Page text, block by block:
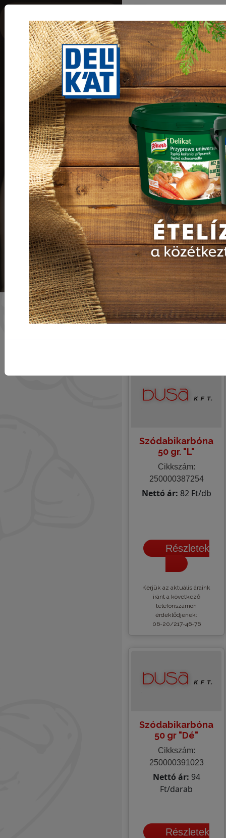
SÜTŐSZEREK
Főoldal
Termékeink
Sütőszerek
Sütőszerek
Szódabikarbóna
40 gr "Dé"
Cikkszám:
250000470023
Nettó ár:73 Ft/db
Részletek
Kèrjük az aktuális áraink
iránt a következő
telefonszámon
06-20/217-46-76
Szódabikarbóna
50 gr. "L"
Cikkszám:
250000387254
Nettó ár: 82 Ft/db
Részletek
Kèrjük az aktuális áraink
iránt a következő
telefonszámon
érdeklődjenek:
06-20/217-46-76
Szódabikarbóna
50 gr "Dé"
Cikkszám:
250000391023
Nettó ár: 94
Ft/darab
Részletek